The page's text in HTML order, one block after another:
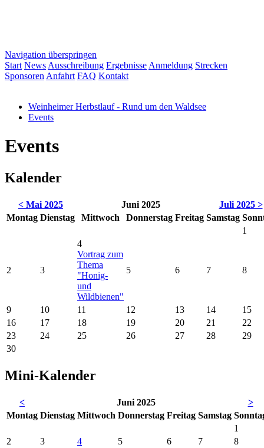
Navigation überspringen
Start News Ausschreibung Ergebnisse Anmeldung Strecken
Sponsoren Anfahrt FAQ Kontakt
Weinheimer Herbstlauf - Rund um den Waldsee
Events
Events
Kalender
< Mai 2025 Juni 2025
Juli 2025 >
Montag Dienstag Mittwoch Donnerstag Freitag Samstag So
1
2 3
4
Vortrag zum
Thema
"Honig-
und
Wildbienen"
5 6 7 8
9 10 11 12 13 14
15
16
17 18 19 20 21
22
23
24 25 26 27 28
29
30
Mini-Kalender
< Juni 2025
>
Montag Dienstag Mittwoch Donnerstag Freitag Samstag So
1
2
3 4 5 6 7
8